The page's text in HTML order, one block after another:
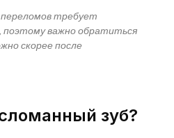
требует
поэтому важно обратиться
скорее после
зуб?